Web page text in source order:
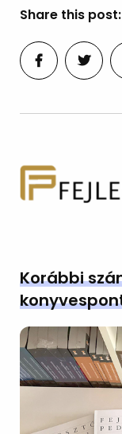
Share this post:
Korábbi